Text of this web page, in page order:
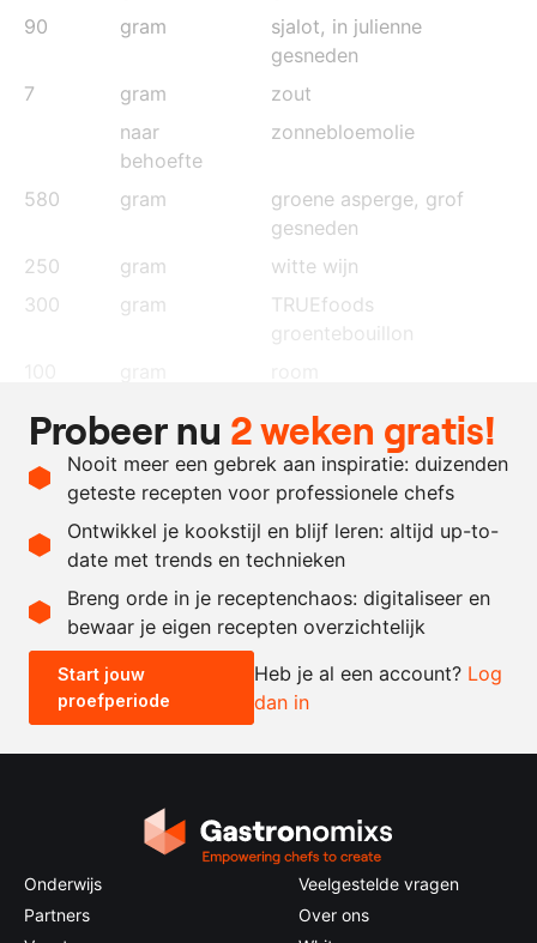
90
gram sjalot, in julienne
gesneden
7
gram
zout
naar
behoefte
zonnebloemolie
580 gram groene asperge, grof
gesneden
250
gram
witte wijn
300
gram
TRUEfoods
groentebouillon
0.5
gram
citroensap
naar
xanthaangom
Recept omrekenen
- +
0.5x 1x 2x
Probeer nu 2 weken gratis!
Nooit meer een gebrek aan inspiratie: duizenden
geteste recepten voor professionele chefs
Ontwikkel je kookstijl en blijf leren: altijd up-to-
date met trends en technieken
Breng orde in je receptenchaos: digitaliseer en
bewaar je eigen recepten overzichtelijk
Start jouw
proefperiode
Heb je al een account? Log
dan in
Onderwijs
Partners
Veelgestelde vragen
Over ons